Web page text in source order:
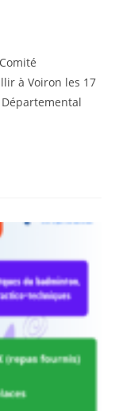
à Voiron les 17